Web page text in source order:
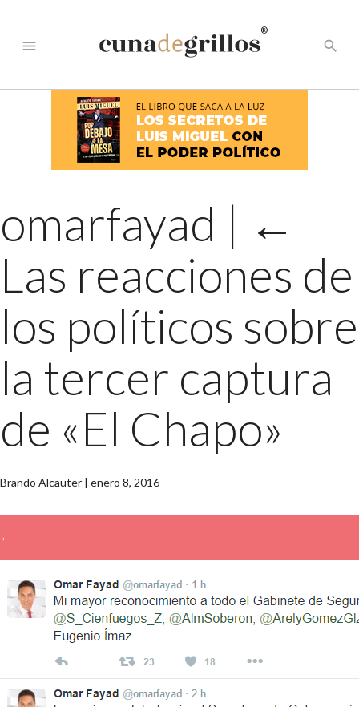
menu
®
search
omarfayad | ←
Las reacciones de
los políticos sobre
la tercer captura
de «El Chapo»
Brando Alcauter | enero 8, 2016
←
→